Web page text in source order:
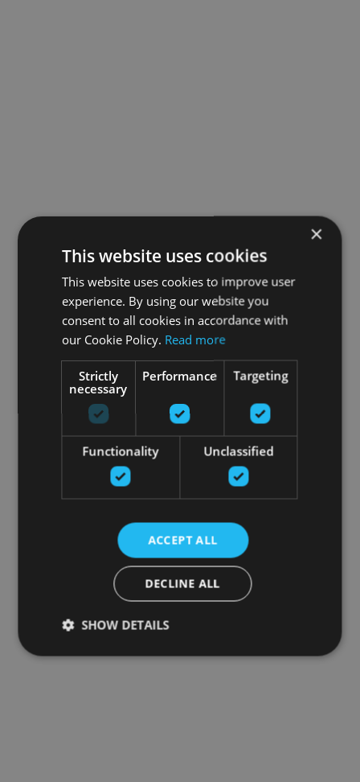
×
This website uses cookies
This website uses cookies to improve user
experience. By using our website you
consent to all cookies in accordance with
our Cookie Policy. Read more
Strictly
necessary
Performance Targeting
Functionality Unclassified
ACCEPT ALL
DECLINE ALL
SHOW DETAILS